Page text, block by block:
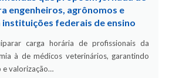
engenheiros, agrônomos e
federais de ensino
carga horária de profissionais da
à de médicos veterinários, garantindo
valorização…